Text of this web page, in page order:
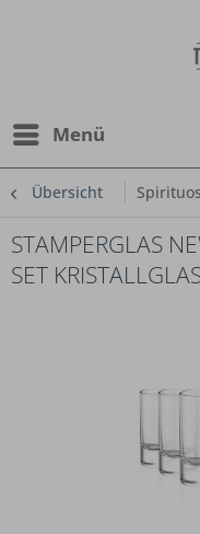
Menü
Übersicht
STAMPERGLAS
SET